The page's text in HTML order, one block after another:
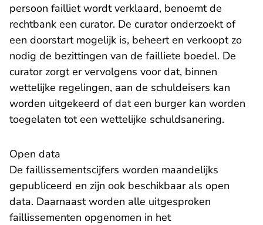
persoon failliet wordt verklaard, benoemt de
rechtbank een curator. De curator onderzoekt of
een doorstart mogelijk is, beheert en verkoopt zo
nodig de bezittingen van de failliete boedel. De
curator zorgt er vervolgens voor dat, binnen
wettelijke regelingen, aan de schuldeisers kan
worden uitgekeerd of dat een burger kan worden
toegelaten tot een wettelijke schuldsanering.
Open data
De faillissementscijfers worden maandelijks
gepubliceerd en zijn ook beschikbaar als open
data. Daarnaast worden alle uitgesproken
faillissementen opgenomen in het